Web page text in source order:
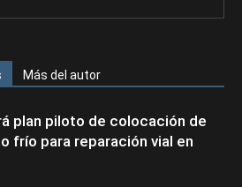
Más del autor
plan piloto de colocación de
frío para reparación vial en